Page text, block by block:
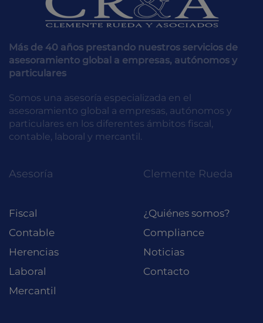
Más de 40 años prestando nuestros servicios de
asesoramiento global a empresas, autónomos y
particulares
Somos una asesoría especializada en el
asesoramiento global a empresas, autónomos y
particulares en los diferentes ámbitos fiscal,
contable, laboral y mercantil.
Asesoría
Fiscal
Contable
Herencias
Laboral
Mercantil
Clemente Rueda
¿Quiénes somos?
Compliance
Noticias
Contacto